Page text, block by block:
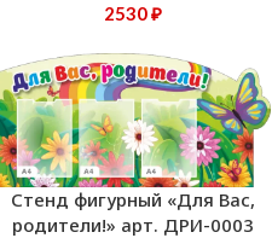
2530₽
Стенд фигурный «Для Вас,
родители!» арт. ДРИ-0003